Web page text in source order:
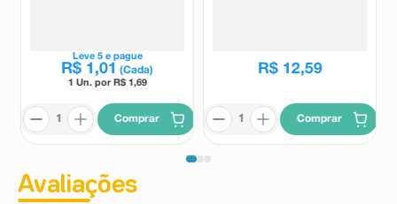
Leve 5e pague
R$ 1 ,01 (Cada)
1 Un. por R$ 1,69
Comprar
R$ 12,59
Comprar
Avaliações